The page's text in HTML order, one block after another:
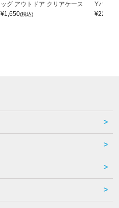
ッグ アウトドア クリアケース
¥1,650(税込)
Yバッグ
¥22,000